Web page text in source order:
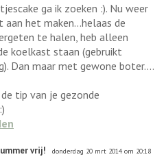
ga ik zoeken :). Nu weer
het maken...helaas de
te halen, heb alleen
koelkast staan (gebruikt
Dan maar met gewone boter....
tip van je gezonde
vrij! donderdag 20 mrt 2014 om 20:18